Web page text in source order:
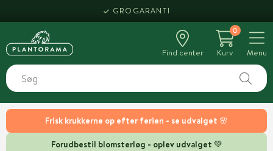
Frisk krukkerne op efter ferien - se udvalget 🌸
Forudbestil blomsterløg - oplev udvalget 💚
GROGARANTI
Find center
0
Kurv
Menu